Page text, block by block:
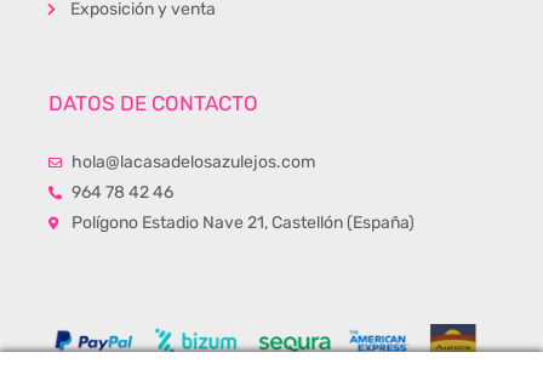
Exposición y venta
DATOS DE CONTACTO
hola@lacasadelosazulejos.com
964 78 42 46
Polígono Estadio Nave 21, Castellón (España)